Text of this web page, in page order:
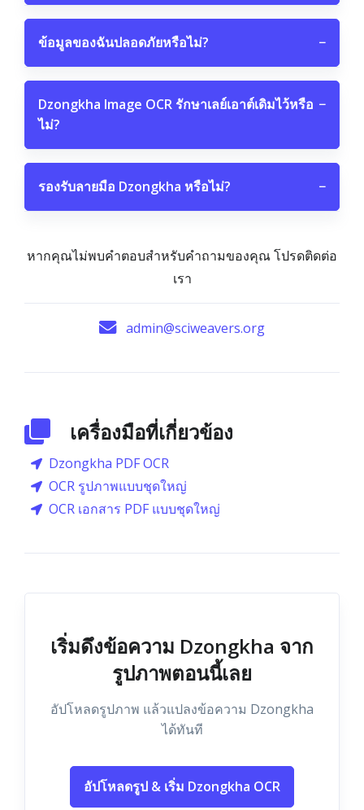
ข้อมูลของฉันปลอดภัยหรือไม่? −
Dzongkha Image OCR รักษาเลย์เอาต์เดิมไว้หรือ
ไม่?
−
รองรับลายมือ Dzongkha หรือไม่? −
หากคุณไม่พบคำตอบสำหรับคำถามของคุณ โปรดติดต่อ
เรา
admin@sciweavers.org
เครื่องมือที่เกี่ยวข้อง
Dzongkha PDF OCR
OCR รูปภาพแบบชุดใหญ่
OCR เอกสาร PDF แบบชุดใหญ่
เริ่มดึงข้อความ Dzongkha จาก
รูปภาพตอนนี้เลย
อัปโหลดรูปภาพ แล้วแปลงข้อความ Dzongkha
ได้ทันที
อัปโหลดรูป & เริ่ม Dzongkha OCR